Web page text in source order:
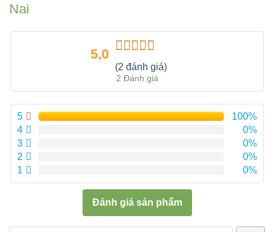
Nai
5,0
Được xếp
hạng 5.00
sao
(2 đánh giá)
2 Đánh giá
5
100%
4
0%
3
0%
2
0%
1
0%
Đánh giá sản phẩm